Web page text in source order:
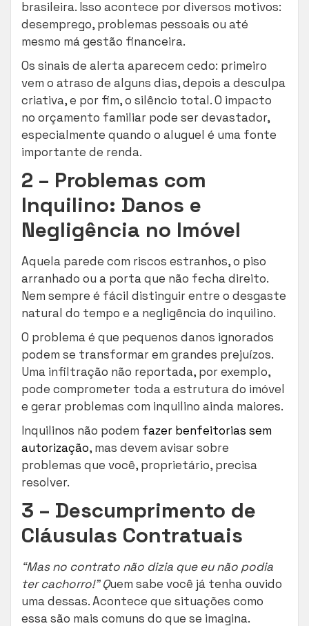
brasileira. Isso acontece por diversos motivos:
desemprego, problemas pessoais ou até
mesmo má gestão financeira.
Os sinais de alerta aparecem cedo: primeiro
vem o atraso de alguns dias, depois a desculpa
criativa, e por fim, o silêncio total. O impacto
no orçamento familiar pode ser devastador,
especialmente quando o aluguel é uma fonte
importante de renda.
2 – Problemas com
Inquilino: Danos e
Negligência no Imóvel
Aquela parede com riscos estranhos, o piso
arranhado ou a porta que não fecha direito.
Nem sempre é fácil distinguir entre o desgaste
natural do tempo e a negligência do inquilino.
O problema é que pequenos danos ignorados
podem se transformar em grandes prejuízos.
Uma infiltração não reportada, por exemplo,
pode comprometer toda a estrutura do imóvel
e gerar problemas com inquilino ainda maiores.
Inquilinos não podem fazer benfeitorias sem
autorização, mas devem avisar sobre
problemas que você, proprietário, precisa
resolver.
3 – Descumprimento de
Cláusulas Contratuais
“Mas no contrato não dizia que eu não podia
ter cachorro!” Quem sabe você já tenha ouvido
uma dessas. Acontece que situações como
essa são mais comuns do que se imagina.